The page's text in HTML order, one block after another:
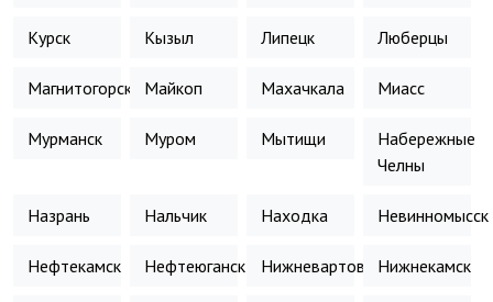
Курск Кызыл Липецк Люберцы
Магнитогорск Майкоп Махачкала Миасс
Мурманск Муром Мытищи
Набережные
Челны
Назрань Нальчик Находка Невинномысск
Нефтекамск Нефтеюганск НижневартовскНижнекамск